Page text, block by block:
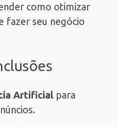
como otimizar
fazer seu negócio
Artificial para